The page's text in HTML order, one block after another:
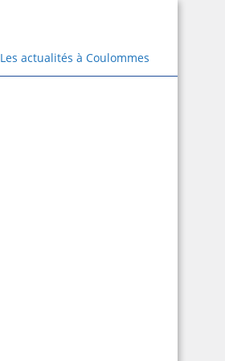
Les actualités à Coulommes